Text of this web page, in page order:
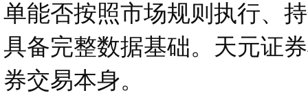
单能否按照市场规则执行、
具备完整数据基础。天元证
券交易本身。